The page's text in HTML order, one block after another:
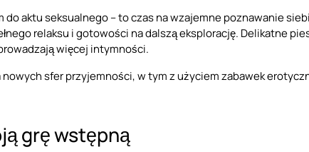
aktu seksualnego – to czas na wzajemne poznawanie
relaksu i gotowości na dalszą eksplorację. Delikatne
więcej intymności.
sfer przyjemności, w tym z użyciem zabawek
grę wstępną